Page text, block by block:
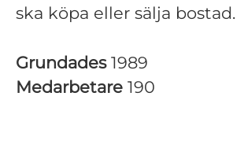
ska köpa eller sälja bostad.
Grundades 1989
Medarbetare 190